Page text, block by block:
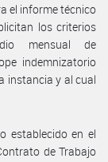
el informe técnico
los criterios
mensual de
indemnizatorio
instancia y al cual
establecido en el
de Trabajo